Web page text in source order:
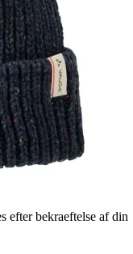
efter bekraeftelse af din